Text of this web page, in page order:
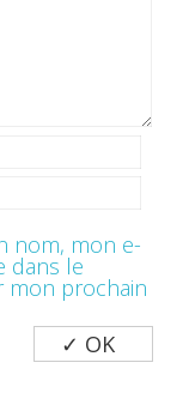
nom, mon e-
dans le
mon prochain